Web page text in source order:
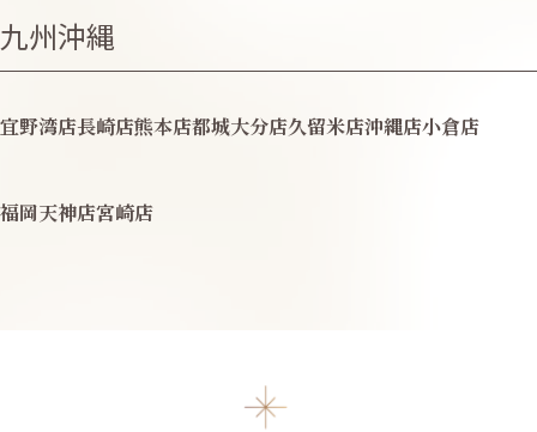
九州沖縄
宜野湾店長崎店熊本店都城大分店久留米店沖縄店小倉店
福岡天神店宮崎店